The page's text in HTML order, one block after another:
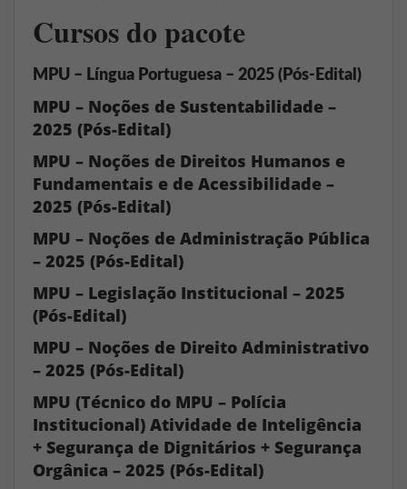
Cursos do pacote
MPU – Língua Portuguesa – 2025 (Pós-Edital)
MPU – Noções de Sustentabilidade –
2025 (Pós-Edital)
MPU – Noções de Direitos Humanos e
Fundamentais e de Acessibilidade –
2025 (Pós-Edital)
MPU – Noções de Administração Pública
– 2025 (Pós-Edital)
MPU – Legislação Institucional – 2025
(Pós-Edital)
MPU – Noções de Direito Administrativo
– 2025 (Pós-Edital)
MPU (Técnico do MPU – Polícia
Institucional) Atividade de Inteligência
+ Segurança de Dignitários + Segurança
Orgânica – 2025 (Pós-Edital)